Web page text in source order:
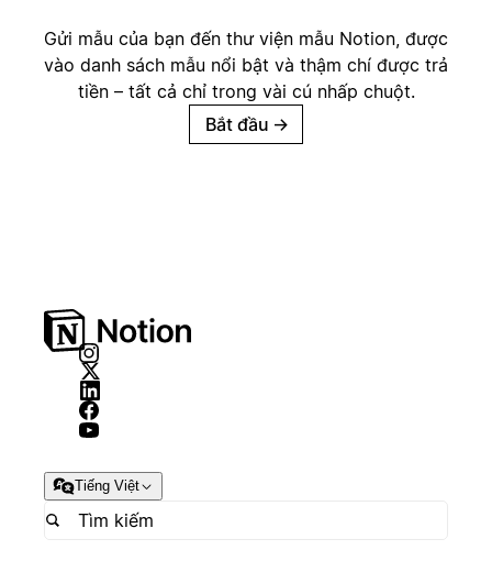
Gửi mẫu của bạn đến thư viện mẫu Notion, được
vào danh sách mẫu nổi bật và thậm chí được trả
tiền – tất cả chỉ trong vài cú nhấp chuột.
Bắt đầu →
Tiếng Việt